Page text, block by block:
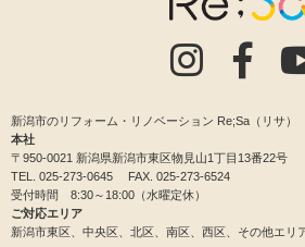
新潟市のリフォーム・リノベーション Re;Sa（リサ）
本社
〒950-0021 新潟県新潟市東区物見山1丁目13番22号
TEL. 025-273-0645 FAX. 025-273-6524
受付時間 8:30～18:00（水曜定休）
ご対応エリア
新潟市東区、中央区、北区、南区、西区、その他エリ